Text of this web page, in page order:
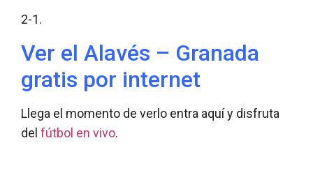
2-1.
Ver el Alavés – Granada
gratis por internet
Llega el momento de verlo entra aquí y disfruta
del fútbol en vivo.